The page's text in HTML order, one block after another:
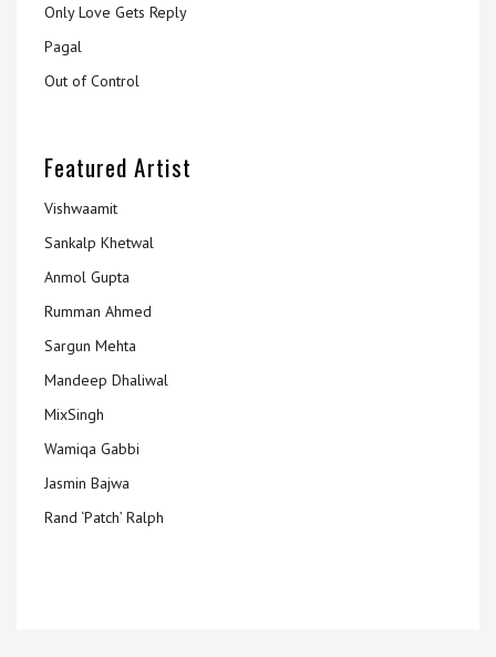
Only Love Gets Reply
Pagal
Out of Control
Featured Artist
Vishwaamit
Sankalp Khetwal
Anmol Gupta
Rumman Ahmed
Sargun Mehta
Mandeep Dhaliwal
MixSingh
Wamiqa Gabbi
Jasmin Bajwa
Rand ‘Patch’ Ralph